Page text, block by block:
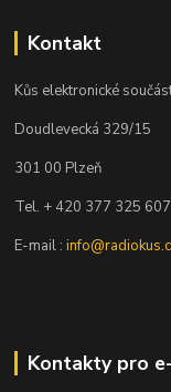
Kontakt
Kůs elektronické
Doudlevecká 329/15
301 00 Plzeň
Tel. + 420 377 325 607
E-mail :
Kontakty pro